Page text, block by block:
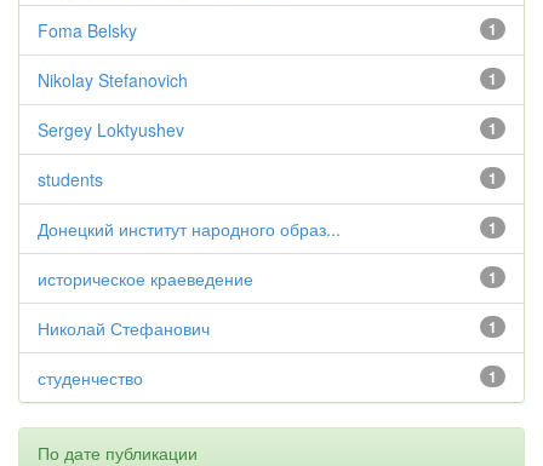
1
Foma Belsky
1
Nikolay Stefanovich
1
Sergey Loktyushev
1
students
1
Донецкий институт народного образ...
1
историческое краеведение
1
Николай Стефанович
1
студенчество
По дате публикации